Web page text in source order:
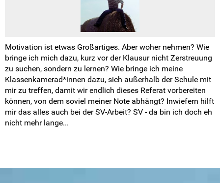
Motivation ist etwas Großartiges. Aber woher nehmen? Wie
bringe ich mich dazu, kurz vor der Klausur nicht Zerstreuung
zu suchen, sondern zu lernen? Wie bringe ich meine
Klassenkamerad*innen dazu, sich außerhalb der Schule mit
mir zu treffen, damit wir endlich dieses Referat vorbereiten
können, von dem soviel meiner Note abhängt? Inwiefern hilft
mir das alles auch bei der SV-Arbeit? SV - da bin ich doch eh
nicht mehr lange...